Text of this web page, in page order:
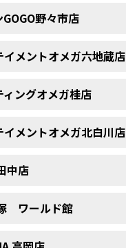
野々市店
イメントオメガ六地蔵店
ィングオメガ桂店
イメントオメガ北白川店
中店
ワールド館